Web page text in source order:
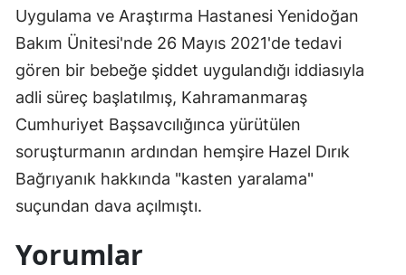
Uygulama ve Araştırma Hastanesi Yenidoğan
Bakım Ünitesi'nde 26 Mayıs 2021'de tedavi
gören bir bebeğe şiddet uygulandığı iddiasıyla
adli süreç başlatılmış, Kahramanmaraş
Cumhuriyet Başsavcılığınca yürütülen
soruşturmanın ardından hemşire Hazel Dırık
Bağrıyanık hakkında "kasten yaralama"
suçundan dava açılmıştı.
Yorumlar